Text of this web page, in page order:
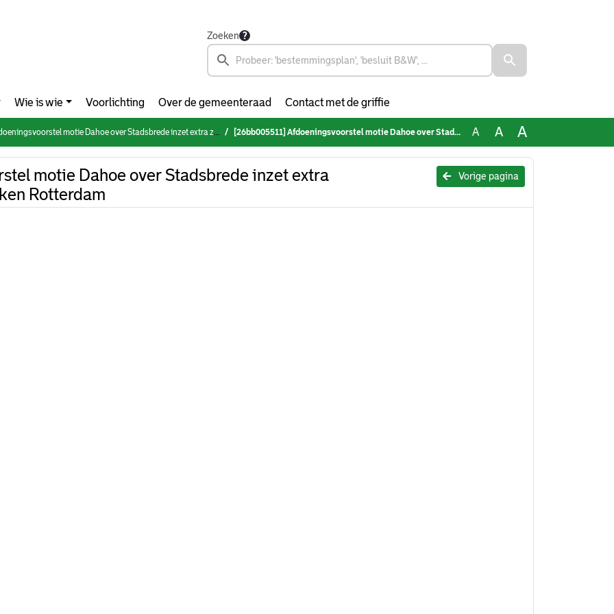
Zoeken
Wie is wie Voorlichting Over de gemeenteraad Contact met de griffie
motie Dahoe over Stadsbrede inzet extra zondagopenstelling milieuparken Rotterdam [26bb005511] Afdoeningsvoorstel motie Dahoe over Stadsbrede inzet extra zondagopenstelling milieuparken Rotterdam A A A
Vorige pagina
motie Dahoe over Stadsbrede inzet extra
Rotterdam